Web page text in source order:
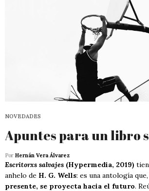
NOVEDADES
Apuntes para un libro
Por Hernán Vera Álvarez
Escritorxs salvajes (Hypermedia, 2019)
anhelo de H. G. Wells: es una antología que,
presente, se proyecta hacia el futuro.